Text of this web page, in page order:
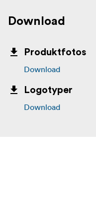
Download
Produktfotos
Download
Logotyper
Download